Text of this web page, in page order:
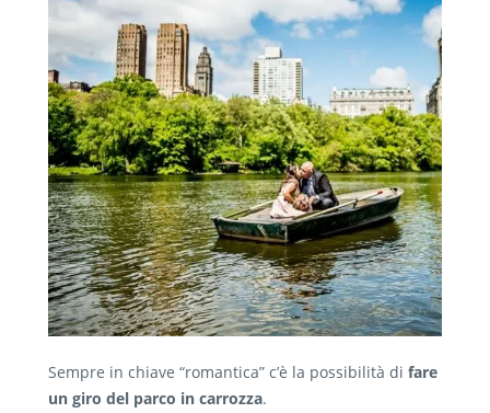
Sempre in chiave “romantica” c’è la possibilità di fare
un giro del parco in carrozza.